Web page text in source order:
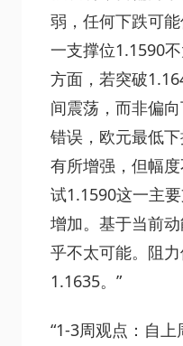
弱，任何下跌可
一支撑位1.1590
方面，若突破
间震荡，而非偏
错误，欧元最低
有所增强，但幅
试1.1590这一主
增加。基于当前
乎不太可能。阻
1.1635。”
“1-3周观点：自